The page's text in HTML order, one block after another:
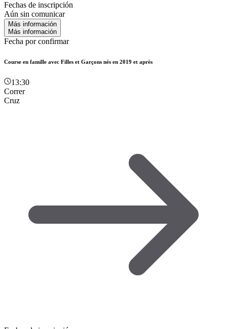
Fechas de inscripción
Aún sin comunicar
Más información
Más información
Fecha por confirmar
Course en famille avec Filles et Garçons nés en 2019 et après
13:30
Correr
Cruz